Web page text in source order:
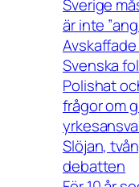
Sverige
är inte
Svenska
Polishat
frågor om
Slöjan,
debatten